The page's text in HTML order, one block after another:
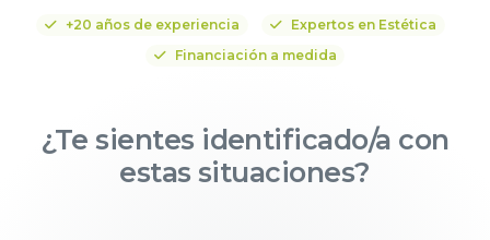
+20 años de experiencia
Expertos en Estética
Financiación a medida
¿Te sientes identificado/a con
estas situaciones?